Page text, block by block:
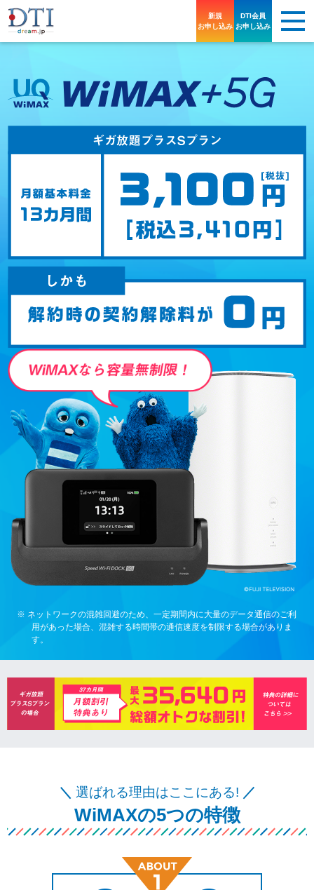
新規
お申し込み
DTI会員
お申し込み
※ ネットワークの混雑回避のため、一定期間内に大量のデータ通信のご利
用があった場合、混雑する時間帯の通信速度を制限する場合がありま
す。
＼ 選ばれる理由はここにある! ／
WiMAXの5つの特徴